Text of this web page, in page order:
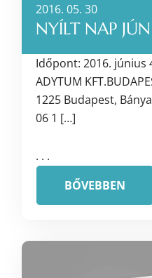
2016. 05. 30
NYÍLT NAP
Időpont: 2016. június
ADYTUM
1225 Budapest,
06 1 […]
. . .
BŐVEBBEN